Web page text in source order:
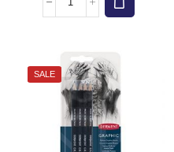
SET
PRECISION
HB,2B
DERWENT(METALICO)
cantidad
SALE